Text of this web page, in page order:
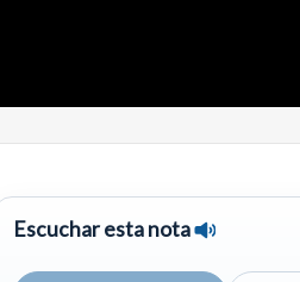
Escuchar esta nota